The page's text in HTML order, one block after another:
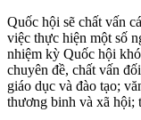
Quốc hội sẽ chất vấn
việc thực hiện một số
nhiệm kỳ Quốc hội
chuyên đề, chất vấn
giáo dục và đào tạo;
thương binh và xã hội;